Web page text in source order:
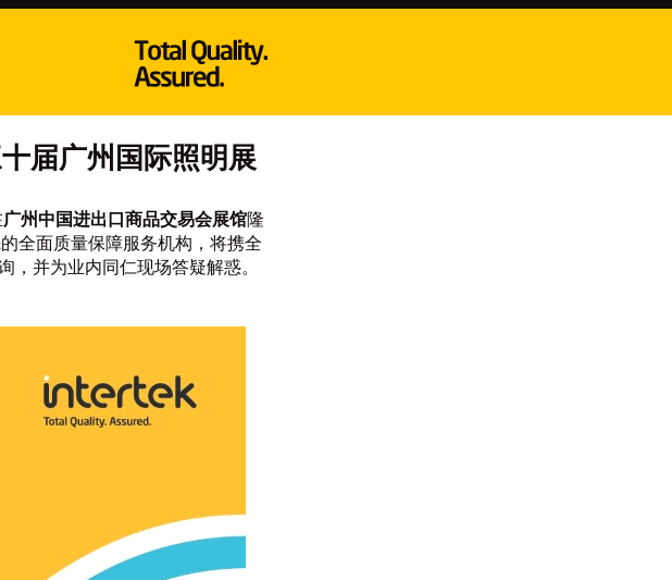
届广州国际照明展
广州中国进出口商品交易会展馆隆
全面质量保障服务机构，将携全
，并为业内同仁现场答疑解惑。